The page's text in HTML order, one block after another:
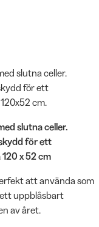
slutna celler.
för ett
cm.
slutna celler.
för ett
x 52 cm
att använda som
uppblåsbart
av året.